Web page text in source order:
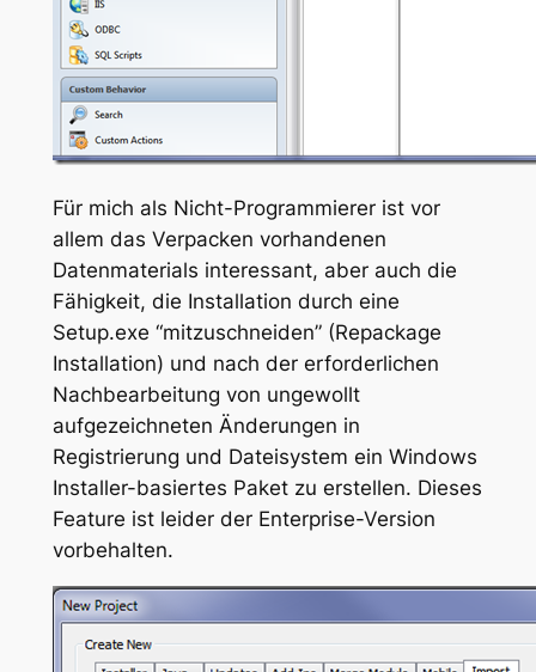
Für mich als Nicht-Programmierer ist vor
allem das Verpacken vorhandenen
Datenmaterials interessant, aber auch die
Fähigkeit, die Installation durch eine
Setup.exe “mitzuschneiden” (Repackage
Installation) und nach der erforderlichen
Nachbearbeitung von ungewollt
aufgezeichneten Änderungen in
Registrierung und Dateisystem ein Windows
Installer-basiertes Paket zu erstellen. Dieses
Feature ist leider der Enterprise-Version
vorbehalten.